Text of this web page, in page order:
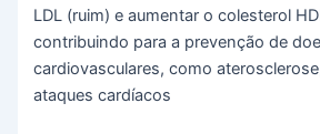
LDL (ruim) e aumentar o colesterol
contribuindo para a prevenção de
cardiovasculares, como
ataques cardíacos